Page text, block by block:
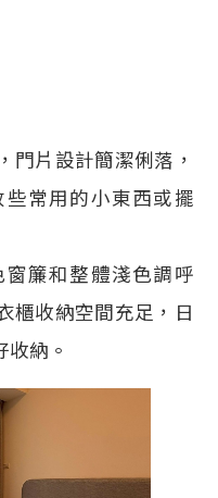
門片設計簡潔俐落，
常用的小東西或擺
簾和整體淺色調呼
櫃收納空間充足，日
納。